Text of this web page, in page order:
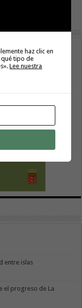
entre islas
el progreso de La
haz clic en
qué tipo de
Lee nuestra